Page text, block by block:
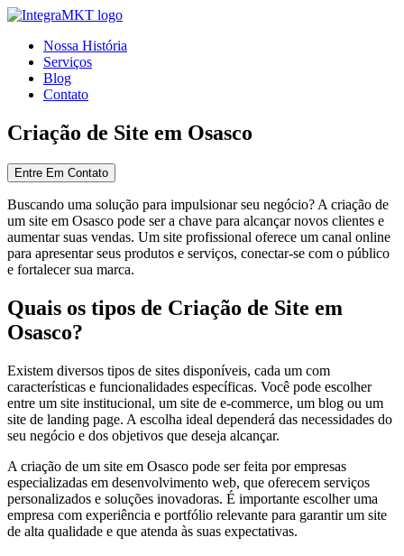
Nossa História
Serviços
Blog
Contato
Criação de Site em Osasco
Entre Em Contato
Buscando uma solução para impulsionar seu negócio? A criação de
um site em Osasco pode ser a chave para alcançar novos clientes e
aumentar suas vendas. Um site profissional oferece um canal online
para apresentar seus produtos e serviços, conectar-se com o público
e fortalecer sua marca.
Quais os tipos de Criação de Site em
Osasco?
Existem diversos tipos de sites disponíveis, cada um com
características e funcionalidades específicas. Você pode escolher
entre um site institucional, um site de e-commerce, um blog ou um
site de landing page. A escolha ideal dependerá das necessidades do
seu negócio e dos objetivos que deseja alcançar.
A criação de um site em Osasco pode ser feita por empresas
especializadas em desenvolvimento web, que oferecem serviços
personalizados e soluções inovadoras. É importante escolher uma
empresa com experiência e portfólio relevante para garantir um site
de alta qualidade e que atenda às suas expectativas.